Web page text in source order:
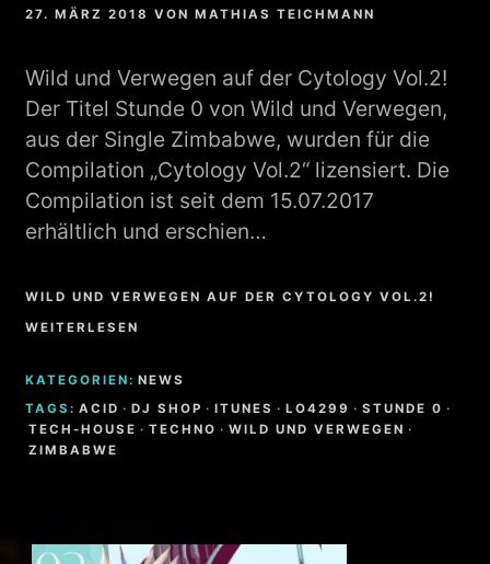
27. MÄRZ 2018 VONMATHIAS TEICHMANN
Wild und Verwegen auf der Cytology Vol.2!
Der Titel Stunde 0 von Wild und Verwegen,
aus der Single Zimbabwe, wurden für die
Compilation „Cytology Vol.2“ lizensiert. Die
Compilation ist seit dem 15.07.2017
erhältlich und erschien…
WILD UND VERWEGEN AUF DER CYTOLOGY VOL.2!
WEITERLESEN
KATEGORIEN: NEWS
TAGS: ACID · DJ SHOP · ITUNES · LO4299 · STUNDE 0 ·
TECH-HOUSE · TECHNO · WILD UND VERWEGEN ·
ZIMBABWE